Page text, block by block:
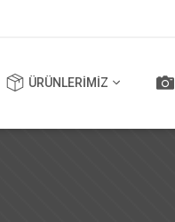
ÜRÜNLERİMİZ